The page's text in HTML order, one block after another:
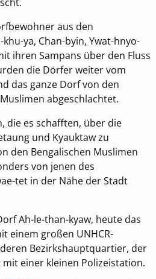
aus den
ya, Chan-byin, Ywat-hnyo-
ihren Sampans über den Fluss
die Dörfer weiter vom
das ganze Dorf von den
abgeschlachtet.
die es schafften, über die
und Kyauktaw zu
den Bengalischen Muslimen
von jenen des
tet in der Nähe der Stadt
Ah-le-than-kyaw, heute das
einem großen UNHCR-
Bezirkshauptquartier, der
einer kleinen Polizeistation.